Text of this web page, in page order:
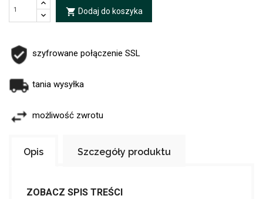
local_grocery_store Dodaj do koszyka
szyfrowane połączenie SSL
tania wysyłka
możliwość zwrotu
Opis Szczegóły produktu
ZOBACZ SPIS TREŚCI